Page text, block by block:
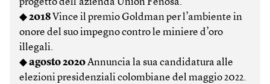
progetto dell’azienda Unión Fenosa.
◆2018 Vince il premio Goldman per l’ambiente in
onore del suo impegno contro le miniere d’oro
illegali.
◆agosto 2020Annuncia la sua candidatura alle
elezioni presidenziali colombiane del maggio 2022.